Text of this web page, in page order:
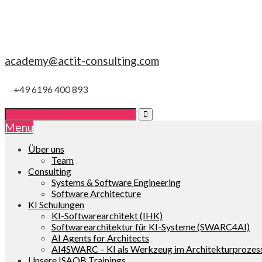
academy@actit-consulting.com
+49 6196 400 893
Menu
Über uns
Team
Consulting
Systems & Software Engineering
Software Architecture
KI Schulungen
KI-Softwarearchitekt (IHK)
Softwarearchitektur für KI-Systeme (SWARC4AI)
AI Agents for Architects
AI4SWARC – KI als Werkzeug im